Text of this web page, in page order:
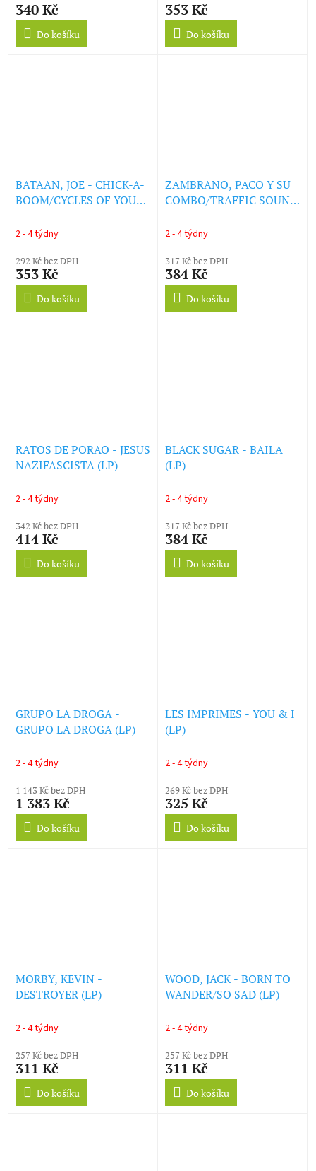
340 Kč
Do košíku
353 Kč
Do košíku
BATAAN, JOE - CHICK-A-
BOOM/CYCLES OF YOU
2 - 4 týdny
292 Kč bez DPH
353 Kč
Do košíku
ZAMBRANO, PACO Y SU
COMBO/TRAFFIC SOUND
MESHKALINA/MESHKALINA
2 - 4 týdny
317 Kč bez DPH
384 Kč
Do košíku
RATOS DE PORAO - JESUS
NAZIFASCISTA (LP)
2 - 4 týdny
342 Kč bez DPH
414 Kč
Do košíku
BLACK SUGAR - BAILA
(LP)
2 - 4 týdny
317 Kč bez DPH
384 Kč
Do košíku
GRUPO LA DROGA -
GRUPO LA DROGA (LP)
2 - 4 týdny
1 143 Kč bez DPH
1 383 Kč
Do košíku
LES IMPRIMES - YOU & I
(LP)
2 - 4 týdny
269 Kč bez DPH
325 Kč
Do košíku
MORBY, KEVIN -
DESTROYER (LP)
2 - 4 týdny
257 Kč bez DPH
311 Kč
Do košíku
WOOD, JACK - BORN TO
WANDER/SO SAD (LP)
2 - 4 týdny
257 Kč bez DPH
311 Kč
Do košíku